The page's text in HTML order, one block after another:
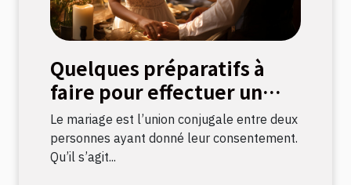
Quelques préparatifs à
faire pour effectuer un
mariage civil
Le mariage est l’union conjugale entre deux
personnes ayant donné leur consentement.
Qu’il s’agit...